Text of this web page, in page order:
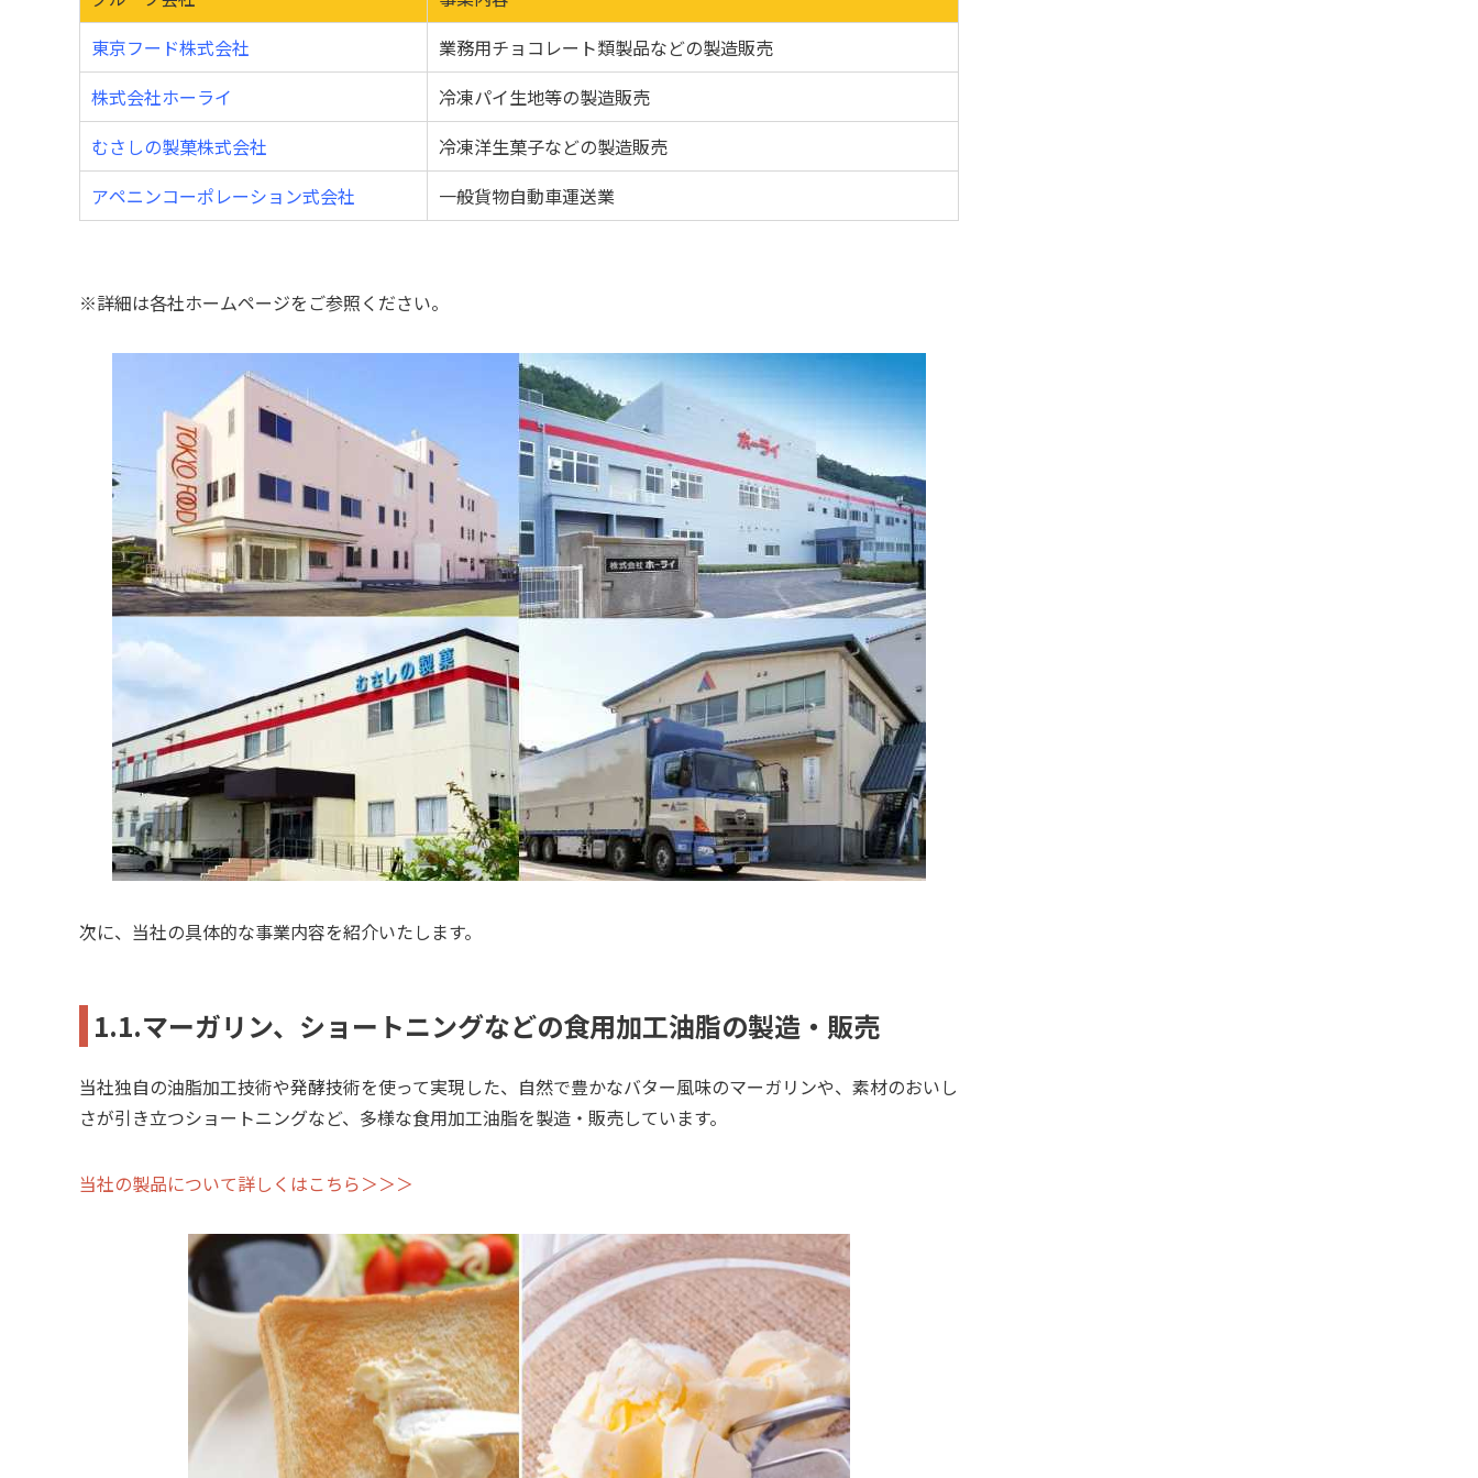
東京フード株式会社
業務用チョコレート類製品などの製造販売
株式会社ホーライ
冷凍パイ生地等の製造販売
むさしの製菓株式会社
冷凍洋生菓子などの製造販売
アペニンコーポレーション式会社
一般貨物自動車運送業
※詳細は各社ホームページをご参照ください。
次に、当社の具体的な事業内容を紹介いたします。
1.1.マーガリン、ショートニングなどの食用加工油脂の製造・販売
当社独自の油脂加工技術や発酵技術を使って実現した、自然で豊かなバター風味のマーガリンや、素材のおいし
さが引き立つショートニングなど、多様な食用加工油脂を製造・販売しています。
当社の製品について詳しくはこちら＞＞＞